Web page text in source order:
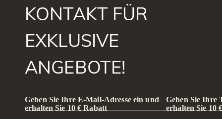
KONTAKT FÜR
EXKLUSIVE
ANGEBOTE!
Geben Sie Ihre E-Mail-Adresse ein und
erhalten Sie 10 € Rabatt
Geben Sie Ihre
erhalten Sie 10